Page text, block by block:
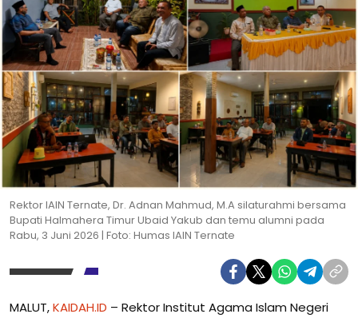
Rektor IAIN Ternate, Dr. Adnan Mahmud, M.A silaturahmi bersama
Bupati Halmahera Timur Ubaid Yakub dan temu alumni pada
Rabu, 3 Juni 2026 | Foto: Humas IAIN Ternate
MALUT,KAIDAH.ID – Rektor Institut Agama Islam Negeri